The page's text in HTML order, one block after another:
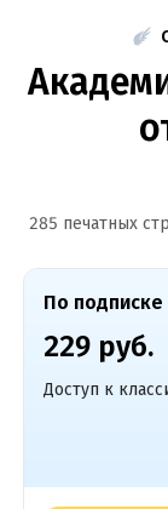
285 печатных
По подписке
229 руб.
Доступ к